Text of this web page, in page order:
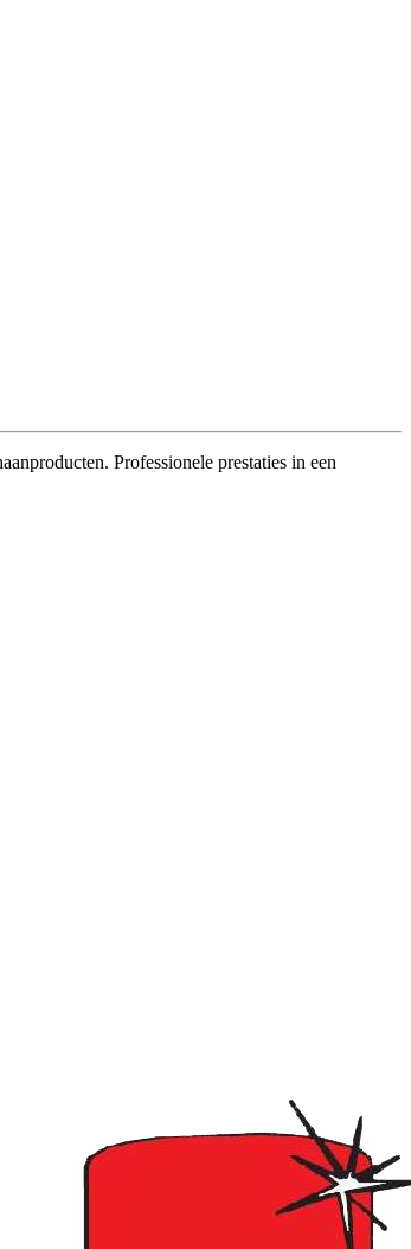
Professionele prestaties in een